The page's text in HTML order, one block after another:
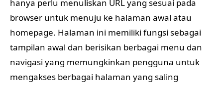
hanya perlu menuliskan URL yang sesuai pada
browser untuk menuju ke halaman awal atau
homepage. Halaman ini memiliki fungsi sebagai
tampilan awal dan berisikan berbagai menu dan
navigasi yang memungkinkan pengguna untuk
mengakses berbagai halaman yang saling